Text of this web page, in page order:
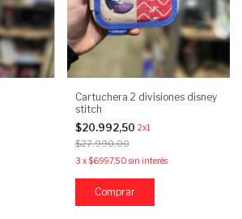
Cartuchera 2 divisiones disney
stitch
$20.992,50 2x1
$27.990,00
3 x$6.997,50 sin interés